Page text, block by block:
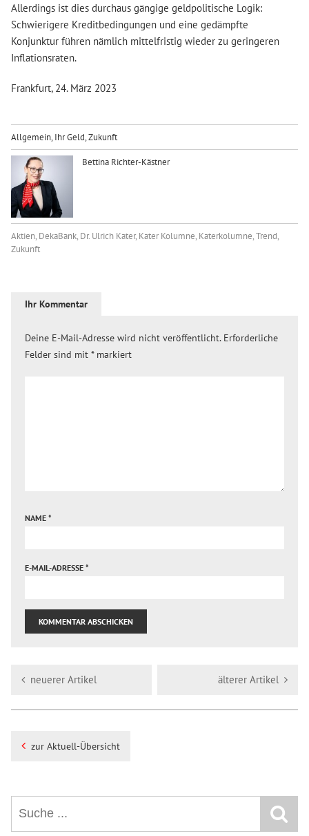
Allerdings ist dies durchaus gängige geldpolitische Logik:
Schwierigere Kreditbedingungen und eine gedämpfte
Konjunktur führen nämlich mittelfristig wieder zu geringeren
Inflationsraten.
Frankfurt, 24. März 2023
Allgemein, Ihr Geld,Zukunft
Bettina Richter-Kästner
Aktien, DekaBank, Dr. Ulrich Kater, Kater Kolumne, Katerkolumne,Trend,
Zukunft
Ihr Kommentar
Deine E-Mail-Adresse wird nicht veröffentlicht. Erforderliche
Felder sind mit *markiert
NAME *
E-MAIL-ADRESSE *
neuerer Artikel älterer Artikel
zur Aktuell-Übersicht